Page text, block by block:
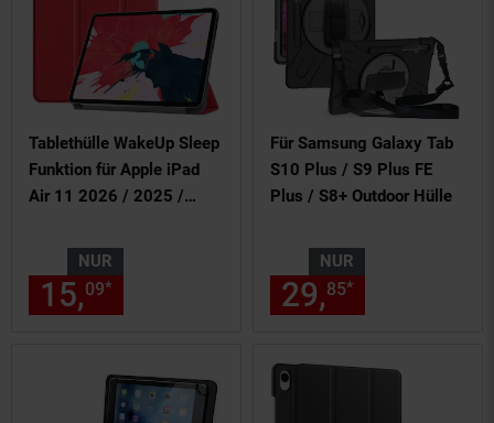
Tablethülle WakeUp Sleep
Funktion für Apple iPad
Air 11 2026 / 2025 /
NUR
15,09* € Sternchen
Für Samsung Galaxy Tab
S10 Plus / S9 Plus FE
Plus / S8+ Outdoor Hülle
NUR
29,85*